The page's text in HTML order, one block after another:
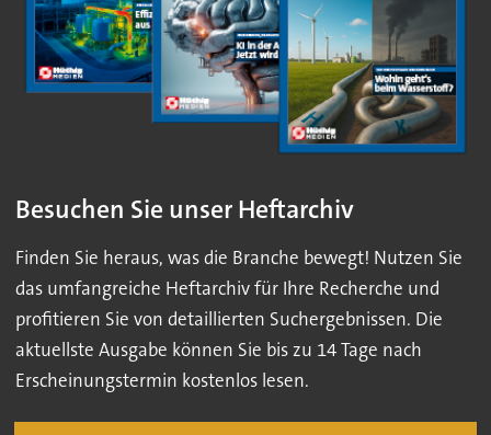
Besuchen Sie unser Heftarchiv
Finden Sie heraus, was die Branche bewegt! Nutzen Sie
das umfangreiche Heftarchiv für Ihre Recherche und
profitieren Sie von detaillierten Suchergebnissen. Die
aktuellste Ausgabe können Sie bis zu 14 Tage nach
Erscheinungstermin kostenlos lesen.